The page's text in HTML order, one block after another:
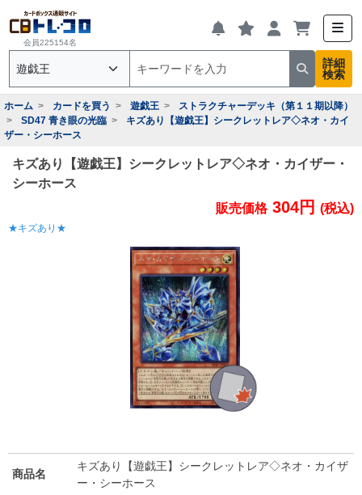
会員225154名
詳細
検索
ホーム カードを買う 遊戯王
ストラクチャーデッキ（第１１期以降）
SD47 青き眼の光臨
キズあり【遊戯王】シークレットレア◇ネオ・カイ
ザー・シーホース
キズあり【遊戯王】シークレットレア◇ネオ・カイザー・
シーホース
★キズあり★
販売価格 304円 (税込)
商品名
キズあり【遊戯王】シークレットレア◇ネオ・カイザ
ー・シーホース